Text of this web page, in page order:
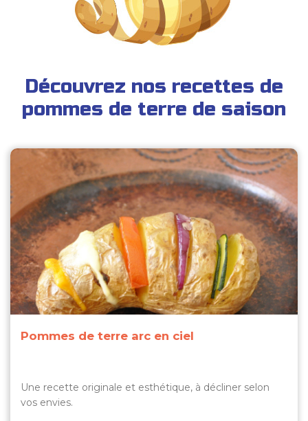
Découvrez nos recettes de
pommes de terre de saison
Pommes de terre arc en ciel
Une recette originale et esthétique, à décliner selon
vos envies.